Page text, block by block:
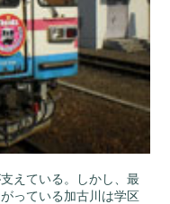
えている。しかし、最
っている加古川は学区